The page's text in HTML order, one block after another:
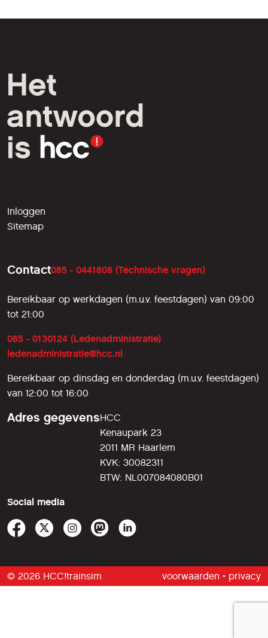
liefhebbers.
Inloggen
Sitemap
Contact085 - 0441808 (Technische vragen)
Bereikbaar op werkdagen (m.u.v. feestdagen) van 09:00
tot 21:00
085 - 0130124 (Ledenadministratie)
ledenadministratie@hcc.nl
Bereikbaar op dinsdag en donderdag (m.u.v. feestdagen)
van 12:00 tot 16:00
Adres gegevensHCC
Kenaupark 23
2011 MR Haarlem
KVK: 30082311
BTW: NL007084080B01
Social media
© 2026 HCC!trainsim voorwaarden • privacy